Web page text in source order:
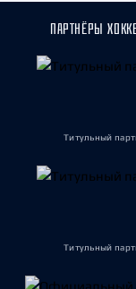
ПАРТНЁРЫ
Титульный
Титульный